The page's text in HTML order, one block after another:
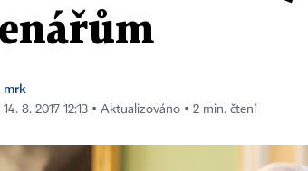
mrk
14. 8. 2017 12:13 ▪ Aktualizováno ▪ 2 min. čtení